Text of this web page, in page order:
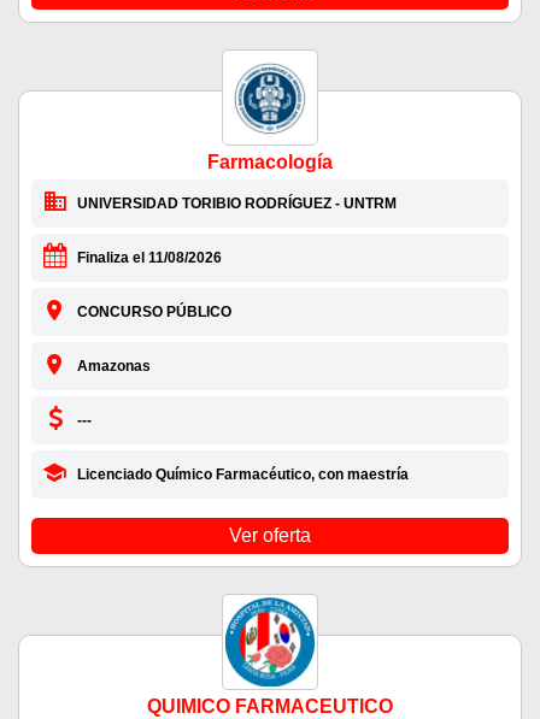
Farmacología
UNIVERSIDAD TORIBIO RODRÍGUEZ - UNTRM
Finaliza el 11/08/2026
CONCURSO PÚBLICO
Amazonas
---
Licenciado Químico Farmacéutico, con maestría
Ver oferta
QUIMICO FARMACEUTICO